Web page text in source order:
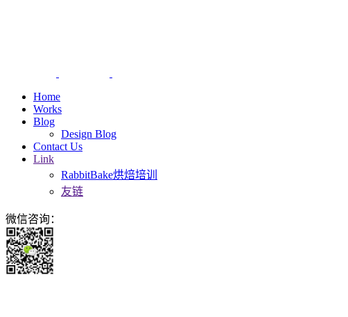
Home
Works
Blog
Design Blog
Contact Us
Link
RabbitBake烘焙培训
友链
微信咨询：